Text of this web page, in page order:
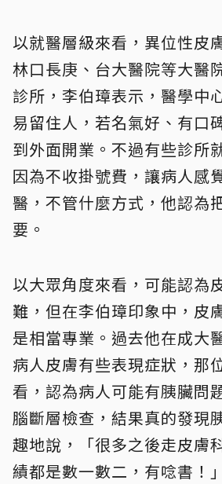
以就醫層級來看，異位性皮
林口長庚、台大醫院等大醫
診所，李伯璋表示，醫學中
易留住人，若名氣好、有口
到外面開業。不過有些診所
因為不收掛號費，讓病人感
醫，不管什麼方式，他認為
要。
以大眾角度來看，可能認為
難，但在李伯璋印象中，皮
是相當專業。過去他在成大
病人皮膚有些表現症狀，那
看，認為病人可能有胰臟問
腦斷層檢查，結果真的發現
趣地說，「很多之後走皮膚
績都是數一數二，有唸書！」